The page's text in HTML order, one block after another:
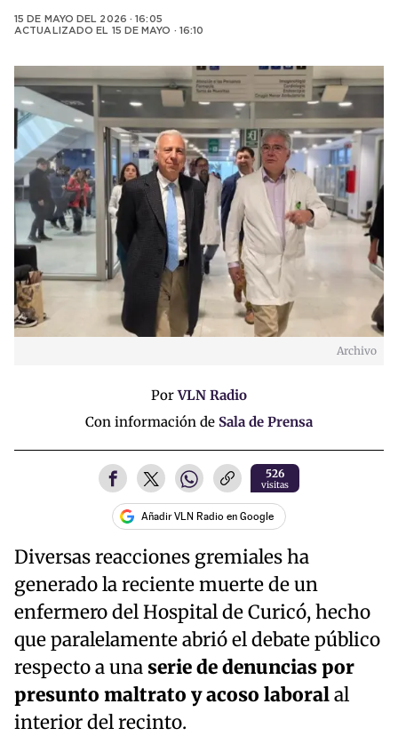
15 DE MAYO DEL 2026 · 16:05
ACTUALIZADO EL 15 DE MAYO · 16:10
Archivo
PorVLN Radio
Con información de Sala de Prensa
526
visitas
Añadir VLN Radio en Google
Diversas reacciones gremiales ha
generado la reciente muerte de un
enfermero del Hospital de Curicó, hecho
que paralelamente abrió el debate público
respecto a una serie de denuncias por
presunto maltrato y acoso laboralal
interior del recinto.